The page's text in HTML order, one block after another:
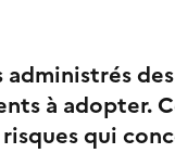
administrés
à adopter.
qui